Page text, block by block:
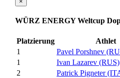
WÜRZ ENERGY Weltcup
Platzierung
Athlet
1
Pavel Porshnev
1
Ivan Lazarev (RUS)
2
Patrick Pigneter